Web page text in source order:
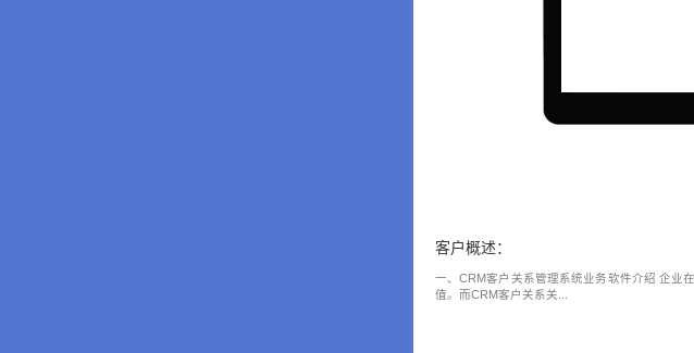
客户概述：
一、CRM客户关系管理系统业务软件介绍 企业
值。而CRM客户关系关...